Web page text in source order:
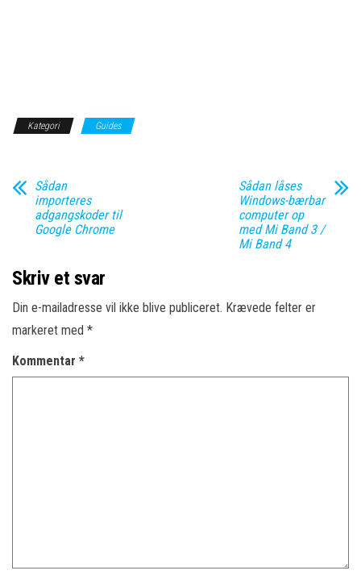
Kategori Guides
Sådan
importeres
adgangskoder til
Google Chrome
Sådan låses
Windows-bærbar
computer op
med Mi Band 3 /
Mi Band 4
Skriv et svar
Din e-mailadresse vil ikke blive publiceret. Krævede felter er
markeret med *
Kommentar *